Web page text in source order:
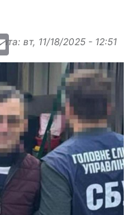
Emailвт, 11/18/2025 - 12:51